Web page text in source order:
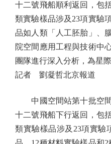
十二號飛船順利返回，包
類實驗樣品涉及23項實驗
品如人類「人工胚胎」、
院空間應用工程與技術中
團隊進行深入分析，為星
記者 劉凝哲北京報道
中國空間站第十批空間
十二號飛船下行返回，包
類實驗樣品涉及23項實驗